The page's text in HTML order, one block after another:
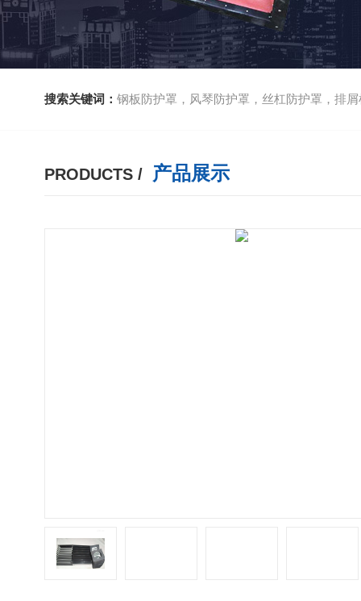
搜索关键词： 钢板防护罩，风琴防护罩，丝杠防护罩，排屑机
PRODUCTS / 产品展示